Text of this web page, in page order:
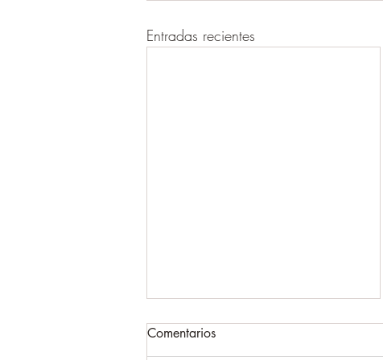
Entradas recientes
Comentarios